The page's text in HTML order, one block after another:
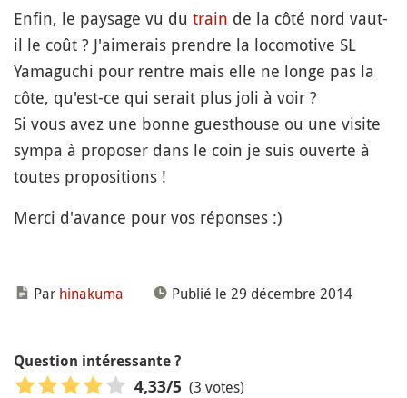
Enfin, le paysage vu du train de la côté nord vaut-
il le coût ? J'aimerais prendre la locomotive SL
Yamaguchi pour rentre mais elle ne longe pas la
côte, qu'est-ce qui serait plus joli à voir ?
Si vous avez une bonne guesthouse ou une visite
sympa à proposer dans le coin je suis ouverte à
toutes propositions !
Merci d'avance pour vos réponses :)
Par hinakuma Publié le 29 décembre 2014
Question intéressante ?
4,33/5 (3 votes)